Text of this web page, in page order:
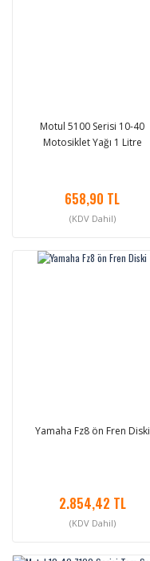
Motul 5100 Serisi 10-40
Motosiklet Yağı 1 Litre
658,90 TL
(KDV Dahil)
Yamaha Fz8 ön Fren Diski
2.854,42 TL
(KDV Dahil)